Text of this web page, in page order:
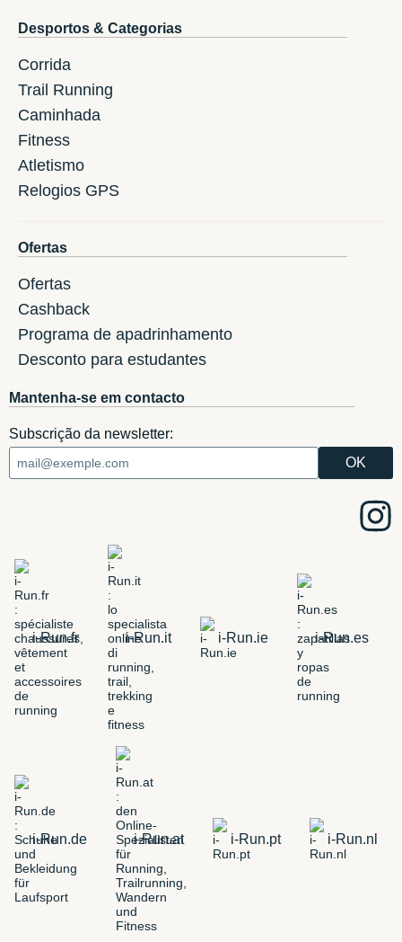
Desportos & Categorias
Corrida
Trail Running
Caminhada
Fitness
Atletismo
Relogios GPS
Ofertas
Ofertas
Cashback
Programa de apadrinhamento
Desconto para estudantes
Mantenha-se em contacto
Subscrição da newsletter:
i-Run.fr i-Run.it i-Run.ie i-Run.es
i-Run.de i-Run.at i-Run.pt i-Run.nl